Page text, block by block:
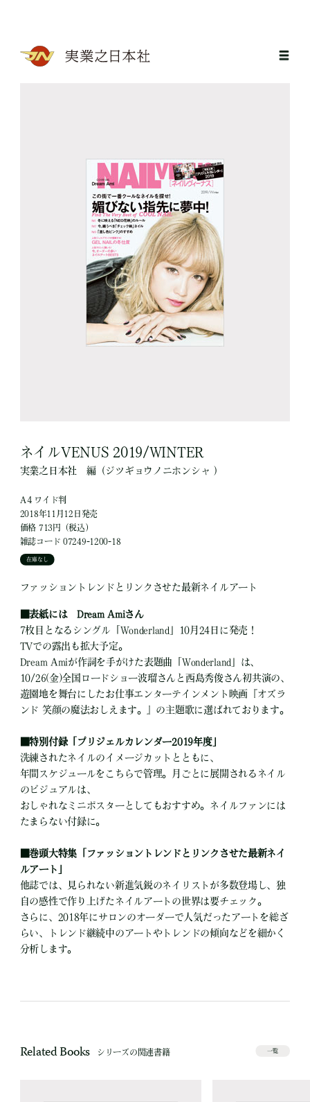
ネイルVENUS 2019/WINTER
実業之日本社 編（ジツギョウノニホンシャ ）
A４ワイド判
2018年11月12日発売
価格 713円（税込）
雑誌コード 07249-1200-18
在庫なし
ファッショントレンドとリンクさせた最新ネイルアート
■表紙には Dream Amiさん
7枚目となるシングル「Wonderland」10月24日に発売！
TVでの露出も拡大予定。
Dream Amiが作詞を手がけた表題曲「Wonderland」は、
10/26(金)全国ロードショー波瑠さんと西島秀俊さん初共演の、
遊園地を舞台にしたお仕事エンターテインメント映画『オズラ
ンド 笑顔の魔法おしえます。』の主題歌に選ばれております。
■特別付録「プリジェルカレンダー2019年度」
洗練されたネイルのイメージカットとともに、
年間スケジュールをこちらで管理。月ごとに展開されるネイル
のビジュアルは、
おしゃれなミニポスターとしてもおすすめ。ネイルファンには
たまらない付録に。
■巻頭大特集「ファッショントレンドとリンクさせた最新ネイ
ルアート」
他誌では、見られない新進気鋭のネイリストが多数登場し、独
自の感性で作り上げたネイルアートの世界は要チェック。
さらに、2018年にサロンのオーダーで人気だったアートを総ざ
らい、トレンド継続中のアートやトレンドの傾向などを細かく
分析します。
Related Books シリーズの関連書籍 一覧